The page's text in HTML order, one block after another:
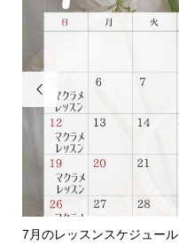

7月のレッスンスケジュール